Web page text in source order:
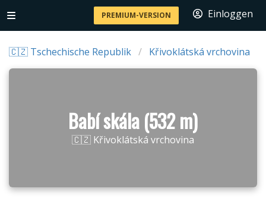
PREMIUM-VERSION Einloggen
🇨🇿 Tschechische Republik Křivoklátská vrchovina
Babí skála (532 m)
🇨🇿 Křivoklátská vrchovina